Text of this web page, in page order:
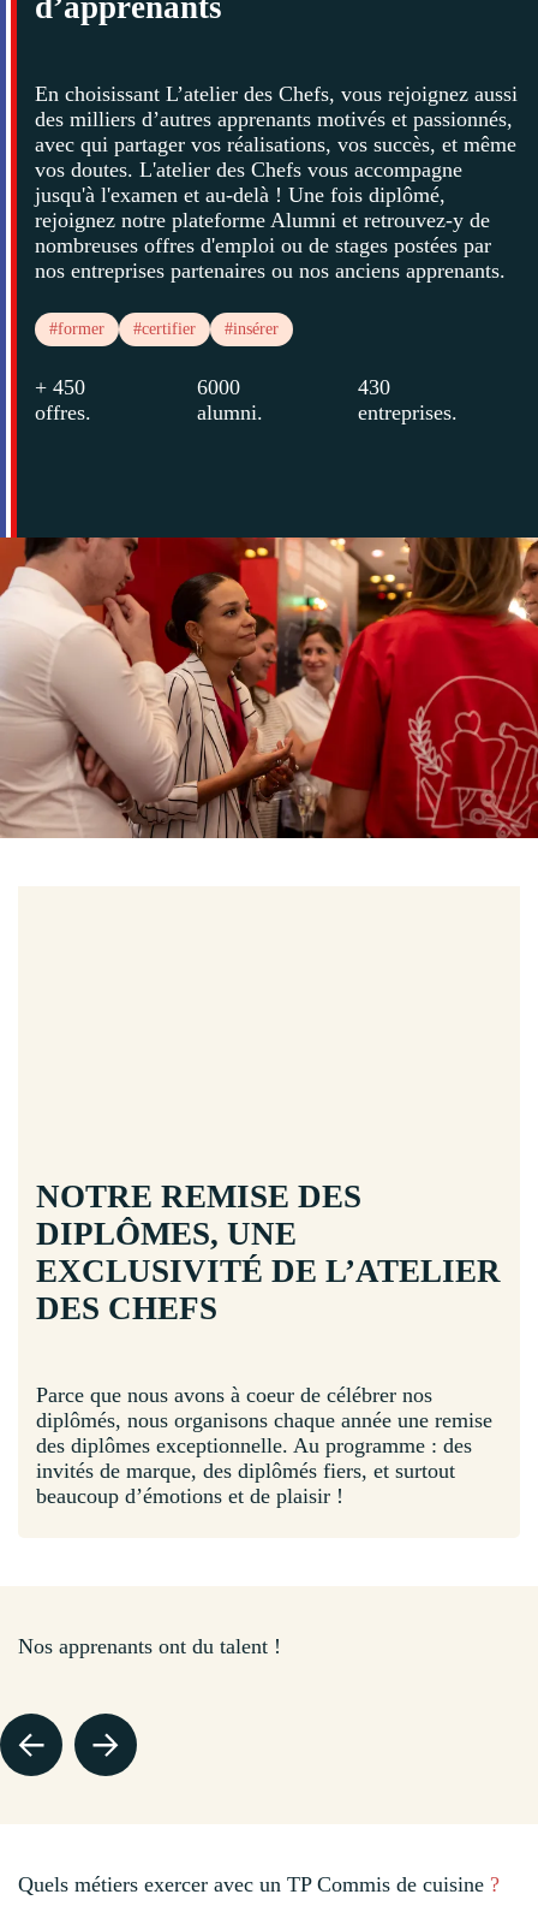
En choisissant L’atelier des Chefs, vous rejoignez aussi
des milliers d’autres apprenants motivés et passionnés,
avec qui partager vos réalisations, vos succès, et même
vos doutes. L'atelier des Chefs vous accompagne
jusqu'à l'examen et au-delà ! Une fois diplômé,
rejoignez notre plateforme Alumni et retrouvez-y de
nombreuses offres d'emploi ou de stages postées par
nos entreprises partenaires ou nos anciens apprenants.
#former #certifier #insérer
+ 450
offres.
6000
alumni.
430
entreprises.
NOTRE REMISE DES
DIPLÔMES, UNE
EXCLUSIVITÉ DE L’ATELIER
DES CHEFS
Parce que nous avons à coeur de célébrer nos
diplômés, nous organisons chaque année une remise
des diplômes exceptionnelle. Au programme : des
invités de marque, des diplômés fiers, et surtout
beaucoup d’émotions et de plaisir !
Nos apprenants ont du talent !
JEAN-JACQUES F.
Quels métiers exercer avec un TP Commis de cuisine ?